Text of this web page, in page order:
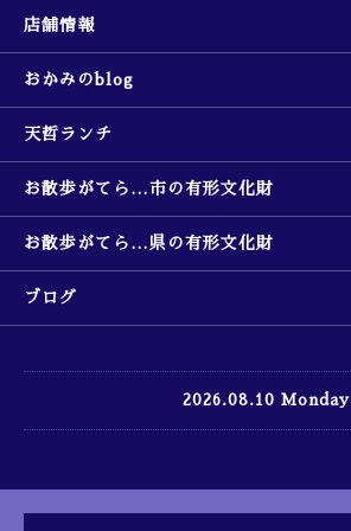
店舗情報
おかみのblog
天哲ランチ
お散歩がてら…市の有形文化財
お散歩がてら…県の有形文化財
ブログ
2026.08.10 Monday